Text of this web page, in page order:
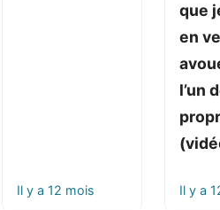
Il y a 12 mois
que
en
l’un
Il y a